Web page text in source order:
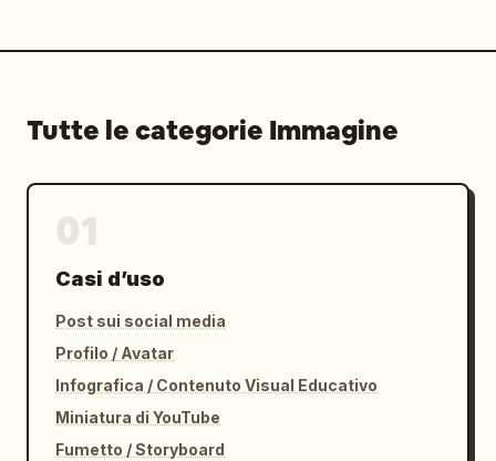
Tutte le categorie Immagine
Casi d’uso
Post sui social media
Profilo / Avatar
Infografica / Contenuto Visual Educativo
Miniatura di YouTube
Fumetto / Storyboard